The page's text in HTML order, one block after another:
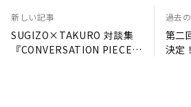
新しい記事
SUGIZO×TAKURO 対談集
『CONVERSATION PIECE
過去
第二
決定！